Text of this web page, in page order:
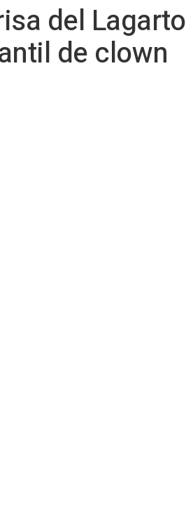
del Lagarto
de clown